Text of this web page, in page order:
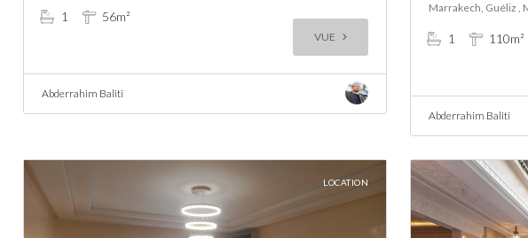
1 56m²
VUE
Abderrahim Baliti
Marrakech, Guéliz ,
1 110m²
Abderrahim Baliti
LOCATION